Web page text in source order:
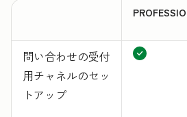
問い合わせの受付
用チャネルのセッ
トアップ